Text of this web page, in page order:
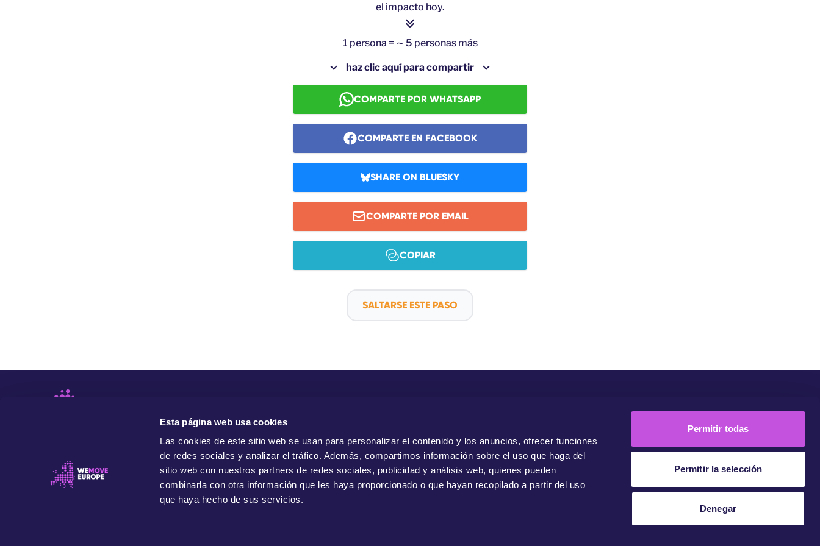
Esta página web usa cookies
Las cookies de este sitio web se usan para personalizar el contenido y los anuncios, ofrecer funciones
de redes sociales y analizar el tráfico. Además, compartimos información sobre el uso que haga del
sitio web con nuestros partners de redes sociales, publicidad y análisis web, quienes pueden
combinarla con otra información que les haya proporcionado o que hayan recopilado a partir del uso
que haya hecho de sus servicios.
Permitir todas
Permitir la selección
Denegar
el impacto hoy.
1 persona = ∼ 5 personas más
haz clic aquí para compartir
COMPARTE POR WHATSAPP
COMPARTE EN FACEBOOK
SHARE ON BLUESKY
COMPARTE POR EMAIL
COPIAR
SALTARSE ESTE PASO
Movemos Europa es una organización independiente y